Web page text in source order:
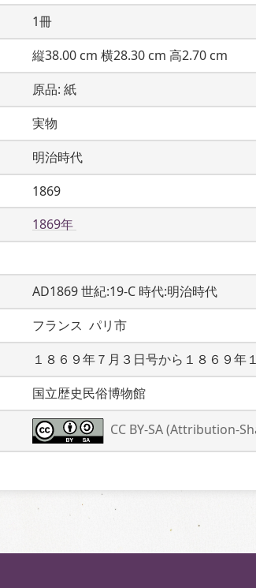
1冊
縦38.00 cm 横28.30 cm 高2.70 cm
原品: 紙
実物
明治時代
1869
1869年
AD1869 世紀:19-C 時代:明治時代
フランス  パリ市
１８６９年７月３日号から１８６９年
国立歴史民俗博物館
CC BY-SA (Attribution-